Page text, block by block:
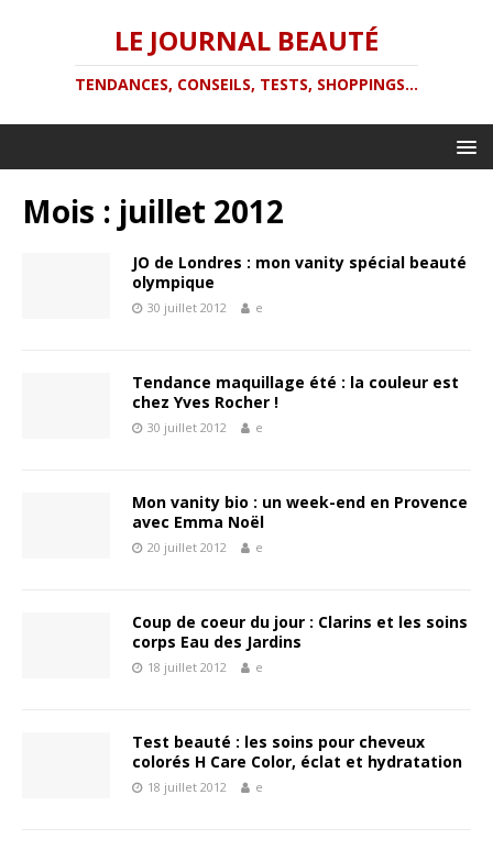
LE JOURNAL BEAUTÉ
TENDANCES, CONSEILS, TESTS, SHOPPINGS...
Mois : juillet 2012
JO de Londres : mon vanity spécial beauté
olympique
30 juillet 2012 e
Tendance maquillage été : la couleur est
chez Yves Rocher !
30 juillet 2012 e
Mon vanity bio : un week-end en Provence
avec Emma Noël
20 juillet 2012 e
Coup de coeur du jour : Clarins et les soins
corps Eau des Jardins
18 juillet 2012 e
Test beauté : les soins pour cheveux
colorés H Care Color, éclat et hydratation
18 juillet 2012 e